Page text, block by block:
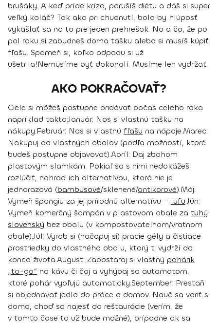
brušáky. A keď príde kríza, porušíš diétu a dáš si super
veľký koláč? Tak ako pri chudnutí, bola by hlúposť
vykašlať sa na to pre jeden prehrešok. No a čo, že po
pol roku si zabudneš doma tašku alebo si musíš kúpiť
fľašu. Spomeň si, koľko odpadu si už
ušetrila!Nemusíme byť dokonalí. Musíme len vydržať.
AKO POKRAČOVAŤ?
Ciele si môžeš postupne pridávať počas celého roka
napríklad takto:Január: Nos si vlastnú tašku na
nákupy.Február: Nos si vlastnú fľašu na nápoje.Marec:
Nakupuj do vlastných obalov (podľa možností, ktoré
budeš postupne objavovať).Apríl: Daj zbohom
plastovým slamkám. Pokiaľ sa s nimi nedokážeš
rozlúčiť, nahraď ich alternatívou, ktorá nie je
jednorazová (bambusové/sklenené/antikorové).Máj:
Vymeň špongiu za jej prírodnú alternatívu – lufu.Jún:
Vymeň komerčný šampón v plastovom obale za tuhý
slovenský bez obalu (v kompostovateľnom/vratnom
obale).Júl: Vyrob si (načapuj si) pracie gély a čistiace
prostriedky do vlastného obalu, ktorý ti vydrží do
konca života.August: Zaobstaraj si vlastný pohárik
„to-go“ na kávu či čaj a vyhýbaj sa automatom,
ktoré pohár vypľujú automaticky.September: Prestaň
si objednávať jedlo do práce a domov. Nauč sa variť si
doma, choď sa najesť do reštaurácie (verím, že
v tomto čase to už bude možné), prípadne ak sa